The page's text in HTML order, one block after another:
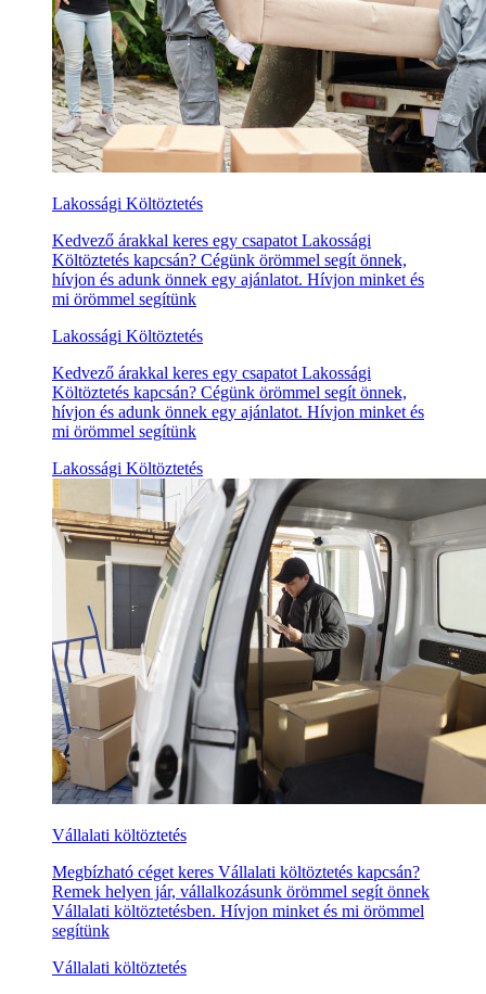
Lakossági Költöztetés
Kedvező árakkal keres egy csapatot Lakossági
Költöztetés kapcsán? Cégünk örömmel segít önnek,
hívjon és adunk önnek egy ajánlatot. Hívjon minket és
mi örömmel segítünk
Lakossági Költöztetés
Kedvező árakkal keres egy csapatot Lakossági
Költöztetés kapcsán? Cégünk örömmel segít önnek,
hívjon és adunk önnek egy ajánlatot. Hívjon minket és
mi örömmel segítünk
Lakossági Költöztetés
Vállalati költöztetés
Megbízható céget keres Vállalati költöztetés kapcsán?
Remek helyen jár, vállalkozásunk örömmel segít önnek
Vállalati költöztetésben. Hívjon minket és mi örömmel
segítünk
Vállalati költöztetés